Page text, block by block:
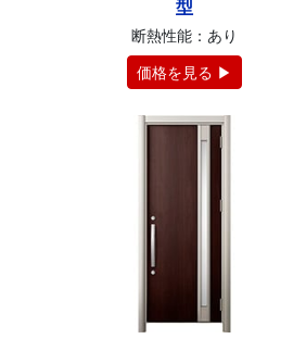
型
断熱性能：あり
価格を見る ▶